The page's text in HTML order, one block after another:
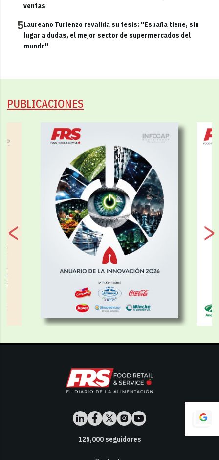
ventas
5Laureano Turienzo revalida su tesis: "España tiene, sin
lugar a dudas, el mejor sector de supermercados del
mundo"
PUBLICACIONES
125,000seguidores